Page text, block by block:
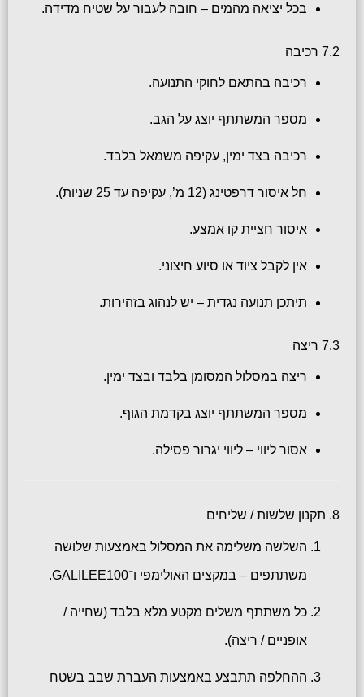
בכל יציאה מהמים – חובה לעבור על שטיח מדידה.
7.2 רכיבה
רכיבה בהתאם לחוקי התנועה.
מספר המשתתף יוצג על הגב.
רכיבה בצד ימין, עקיפה משמאל בלבד.
חל איסור דרפטינג (12 מ’, עקיפה עד 25 שניות).
איסור חציית קו אמצע.
אין לקבל ציוד או סיוע חיצוני.
תיתכן תנועה נגדית – יש לנהוג בזהירות.
7.3 ריצה
ריצה במסלול המסומן בלבד ובצד ימין.
מספר המשתתף יוצג בקדמת הגוף.
אסור ליווי – ליווי יגרור פסילה.
8. תקנון שלשות / שליחים
השלשה משלימה את המסלול באמצעות שלושה
משתתפים – במקצים האולימפי ו־GALILEE100.
כל משתתף משלים מקטע מלא בלבד (שחייה /
אופניים / ריצה).
ההחלפה תתבצע באמצעות העברת שבב בשטח